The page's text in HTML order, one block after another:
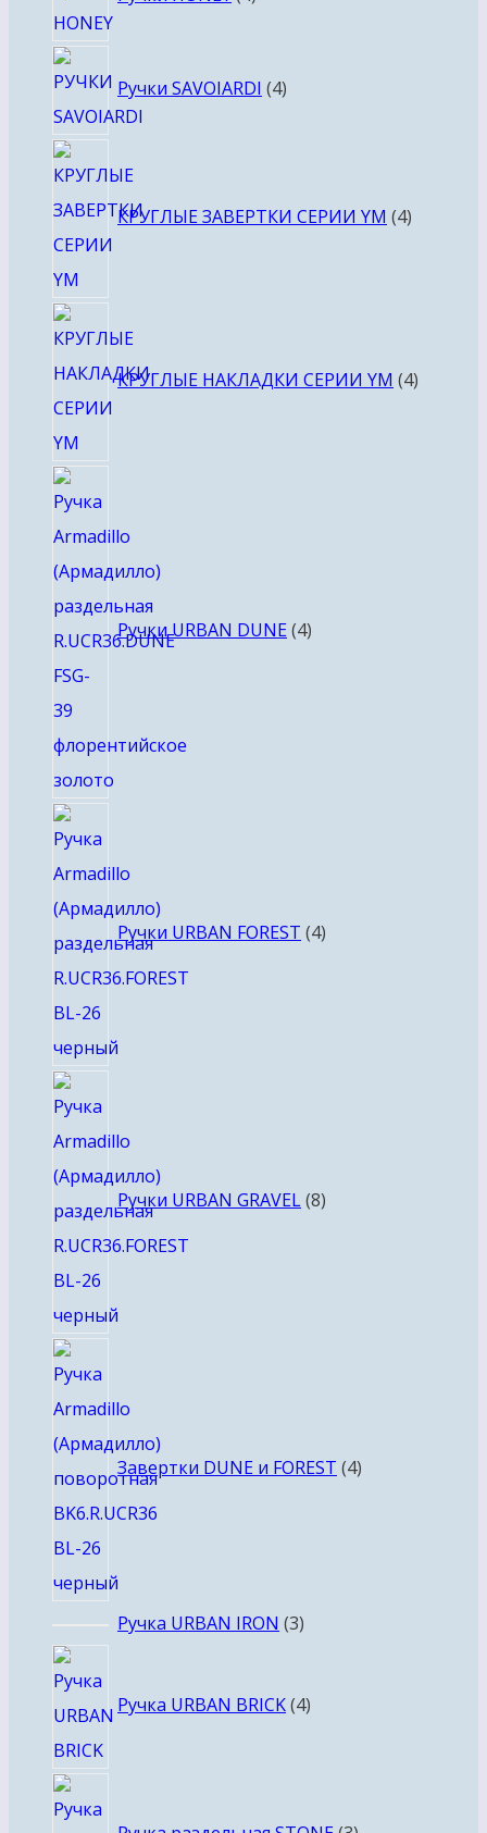
Ручки SAVOIARDI 4товара
КРУГЛЫЕ ЗАВЕРТКИ СЕРИИ YM 4
КРУГЛЫЕ НАКЛАДКИ СЕРИИ YM 4
Ручки URBAN DUNE 4
Ручки URBAN FOREST 4
Ручки URBAN GRAVEL 8
Завертки DUNE и FOREST 4
Ручка URBAN IRON 33
Ручка URBAN BRICK 4товара
товара